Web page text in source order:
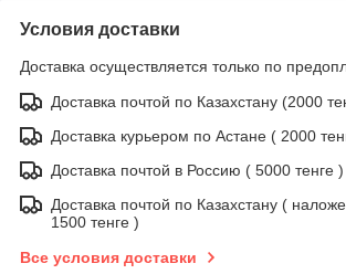
Условия доставки
Доставка осуществляется только по
Доставка почтой по Казахстану (2000
Доставка курьером по Астане ( 2000
Доставка почтой в Россию ( 5000 тенге )
Доставка почтой по Казахстану (
1500 тенге )
Все условия доставки